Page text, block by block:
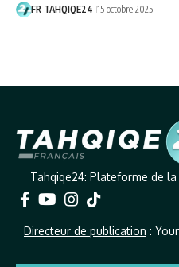
FR TAHQIQE24 15 octobre 2025
Tahqiqe24: Plateforme de
Directeur de publication :